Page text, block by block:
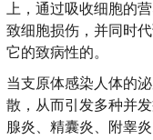
上，通过吸收细胞的
致细胞损伤，并同时
它的致病性的。
当支原体感染人体的
散，从而引发多种并
腺炎、精囊炎、附睾